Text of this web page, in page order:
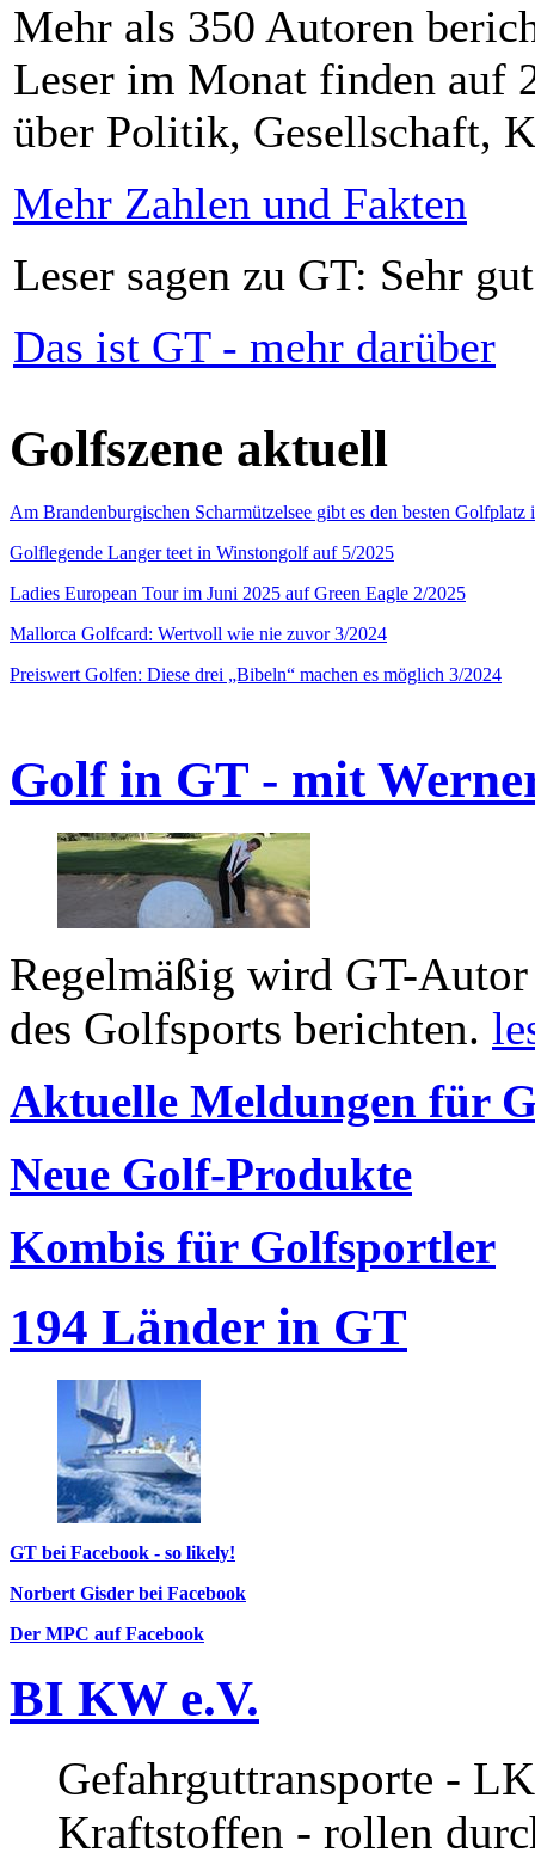
Mehr als 350 Autoren
Leser im Monat finden auf
über Politik, Gesellschaft,
Mehr Zahlen und Fakten
Leser sagen zu GT: Sehr
Das ist GT - mehr darüber
Golfszene aktuell
Am Brandenburgischen Scharmützelsee gibt es den besten
Golflegende Langer teet in Winstongolf auf 5/2025
Ladies European Tour im Juni 2025 auf Green Eagle 2/2025
Mallorca Golfcard: Wertvoll wie nie zuvor 3/2024
Preiswert Golfen: Diese drei „Bibeln“ machen es möglich 3/2024
Golf in GT - mit
Regelmäßig wird GT-
des Golfsports berichten.
Aktuelle Meldungen für
Neue Golf-Produkte
Kombis für Golfsportler
194 Länder in GT
GT bei Facebook - so likely!
Norbert Gisder bei Facebook
Der MPC auf Facebook
BI KW e.V.
Gefahrguttransporte -
Kraftstoffen - rollen